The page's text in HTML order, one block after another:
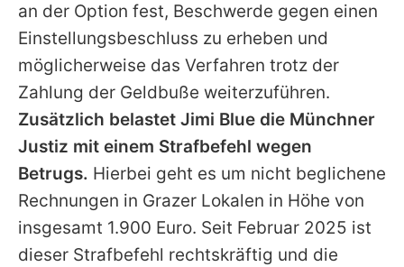
an der Option fest, Beschwerde gegen einen
Einstellungsbeschluss zu erheben und
möglicherweise das Verfahren trotz der
Zahlung der Geldbuße weiterzuführen.
Zusätzlich belastet Jimi Blue die Münchner
Justiz mit einem Strafbefehl wegen
Betrugs. Hierbei geht es um nicht beglichene
Rechnungen in Grazer Lokalen in Höhe von
insgesamt 1.900 Euro. Seit Februar 2025 ist
dieser Strafbefehl rechtskräftig und die